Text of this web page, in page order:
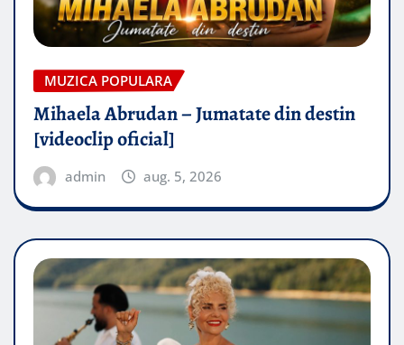
MUZICA POPULARA
Mihaela Abrudan – Jumatate din destin
[videoclip oficial]
admin aug. 5, 2026